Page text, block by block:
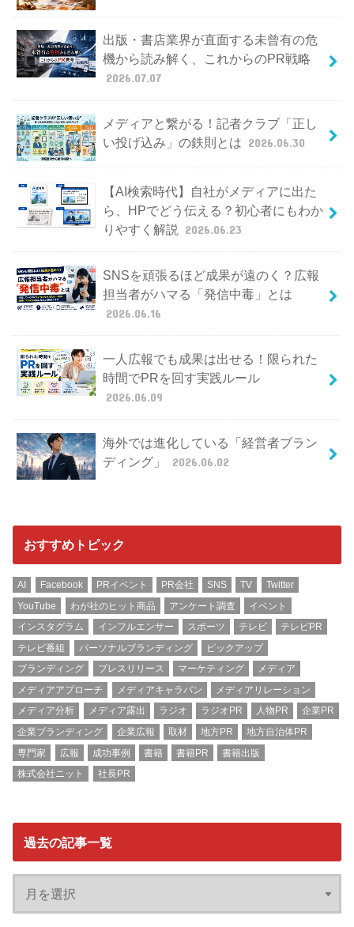
出版・書店業界が直面する未曾有の危
機から読み解く、これからのPR戦略
2026.07.07
メディアと繋がる！記者クラブ「正し
い投げ込み」の鉄則とは 2026.06.30
【AI検索時代】自社がメディアに出た
ら、HPでどう伝える？初心者にもわか
りやすく解説
2026.06.23
SNSを頑張るほど成果が遠のく？広報
担当者がハマる「発信中毒」とは
2026.06.16
一人広報でも成果は出せる！限られた
時間でPRを回す実践ルール
2026.06.09
海外では進化している「経営者ブラン
ディング」
2026.06.02
おすすめトピック
AI Facebook PRイベント PR会社 SNS TV
Twitter
YouTube
わが社のヒット商品 アンケート調査
イベント
インスタグラム
インフルエンサー スポーツ テレビ
テレビPR
テレビ番組
パーソナルブランディング
ピックアップ
ブランディング
プレスリリース マーケティング
メディア
メディアアプローチ
メディアキャラバン
メディアリレーション
メディア分析
メディア露出 ラジオ ラジオPR 人物PR
企業PR
企業ブランディング
企業広報 取材 地方PR
地方自治体PR
専門家
広報 成功事例 書籍 書籍PR
書籍出版
株式会社ニット
社長PR
過去の記事一覧